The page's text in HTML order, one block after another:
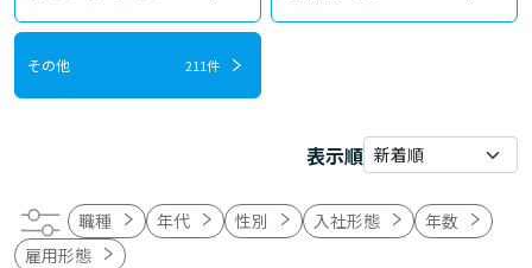
その他 211件
表示順
職種 年代 性別 入社形態
年数
雇用形態